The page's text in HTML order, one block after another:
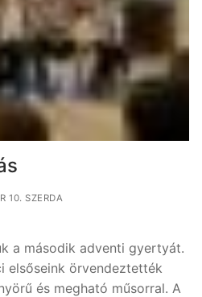
10. SZERDA
a második adventi gyertyát.
elsőseink örvendeztették
és megható műsorral. A